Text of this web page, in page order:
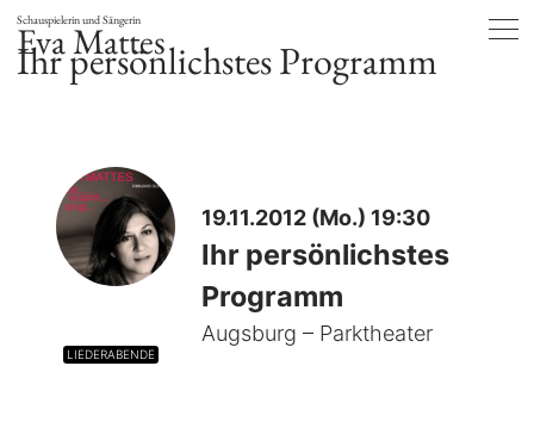
Schauspielerin und Sängerin
Eva Mattes
Ihr persönlichstes Programm
LIEDERABENDE
19.11.2012 (Mo.) 19:30
Ihr persönlichstes
Programm
Augsburg – Parktheater